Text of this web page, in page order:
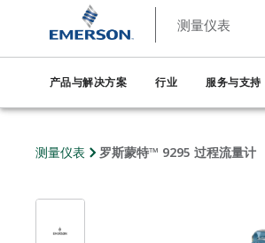
测量仪表
产品与解决方案 行业 服务与支持
测量仪表 罗斯蒙特™ 9295 过程流量计